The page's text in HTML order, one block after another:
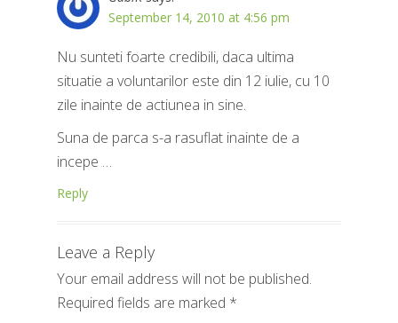
September 14, 2010 at 4:56 pm
Nu sunteti foarte credibili, daca ultima
situatie a voluntarilor este din 12 iulie, cu 10
zile inainte de actiunea in sine.
Suna de parca s-a rasuflat inainte de a
incepe …
Reply
Leave a Reply
Your email address will not be published.
Required fields are marked *